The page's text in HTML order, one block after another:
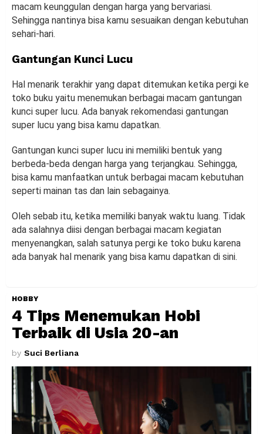
macam keunggulan dengan harga yang bervariasi.
Sehingga nantinya bisa kamu sesuaikan dengan kebutuhan
sehari-hari.
Gantungan Kunci Lucu
Hal menarik terakhir yang dapat ditemukan ketika pergi ke
toko buku yaitu menemukan berbagai macam gantungan
kunci super lucu. Ada banyak rekomendasi gantungan
super lucu yang bisa kamu dapatkan.
Gantungan kunci super lucu ini memiliki bentuk yang
berbeda-beda dengan harga yang terjangkau. Sehingga,
bisa kamu manfaatkan untuk berbagai macam kebutuhan
seperti mainan tas dan lain sebagainya.
Oleh sebab itu, ketika memiliki banyak waktu luang. Tidak
ada salahnya diisi dengan berbagai macam kegiatan
menyenangkan, salah satunya pergi ke toko buku karena
ada banyak hal menarik yang bisa kamu dapatkan di sini.
HOBBY
4 Tips Menemukan Hobi
Terbaik di Usia 20-an
by Suci Berliana